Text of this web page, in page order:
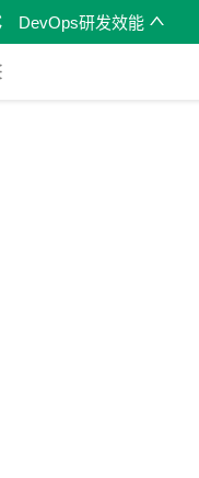
DevOps研发效能